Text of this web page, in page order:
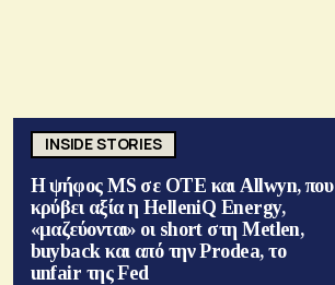
INSIDE STORIES
Η ψήφος MS σε ΟΤΕ και Allwyn, που
κρύβει αξία η HelleniQ Energy,
«μαζεύονται» οι short στη Metlen,
buyback και από την Prodea, το
unfair της Fed